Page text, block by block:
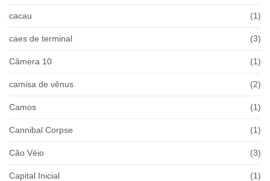
cacau (1)
caes de terminal (3)
Câmera 10 (1)
camisa de vênus (2)
Camos (1)
Cannibal Corpse (1)
Cão Véio (3)
Capital Inicial (1)